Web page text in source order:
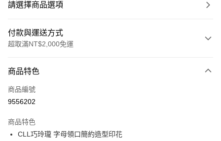
請選擇商品選項
付款與運送方式
超取滿NT$2,000免運
信用卡一次付款
信用卡分期付款
合作金庫商業銀行
華南商業銀行
彰化商業銀行
超商取貨付款
商品特色
商品編號
9556202
商品特色
CLL巧玲瓏 字母領口簡約造型印花